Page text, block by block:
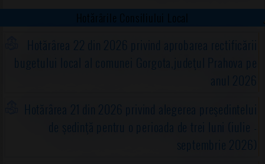
Hotărârile Consiliului Local
Hotărârea 22 din 2026 privind aprobarea rectificării
bugetului local al comunei Gorgota,judeţul Prahova pe
anul 2026
Hotărârea 21 din 2026 privind alegerea preşedintelui
de şedinţă pentru o perioada de trei luni (iulie -
septembrie 2026)